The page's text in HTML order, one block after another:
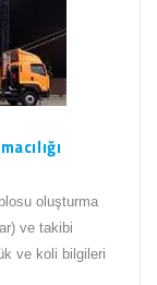
oluşturma
ve takibi
ve koli bilgileri